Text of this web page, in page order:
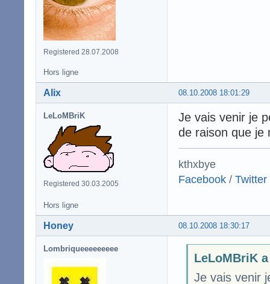
Registered 28.07.2008
Hors ligne
08.10.2008 18:01:29
Alix
LeLoMBriK
Registered 30.03.2005
Je vais venir je
de raison que je
kthxbye
Facebook / Twitter
Hors ligne
08.10.2008 18:30:17
Honey
Lombriqueeeeeeeee
LeLoMBriK
Je vais venir